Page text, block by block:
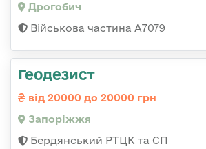
Дрогобич
Військова частина А7079
Геодезист
від 20000 до 20000 грн
Запоріжжя
Бердянський РТЦК та СП